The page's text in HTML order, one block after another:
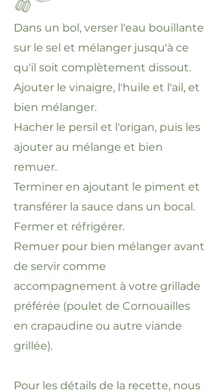
Dans un bol, verser l'eau bouillante
sur le sel et mélanger jusqu'à ce
qu'il soit complètement dissout.
Ajouter le vinaigre, l'huile et l'ail, et
bien mélanger.
Hacher le persil et l'origan, puis les
ajouter au mélange et bien
remuer.
Terminer en ajoutant le piment et
transférer la sauce dans un bocal.
Fermer et réfrigérer.
Remuer pour bien mélanger avant
de servir comme
accompagnement à votre grillade
préférée (poulet de Cornouailles
en crapaudine ou autre viande
grillée).
Pour les détails de la recette, nous